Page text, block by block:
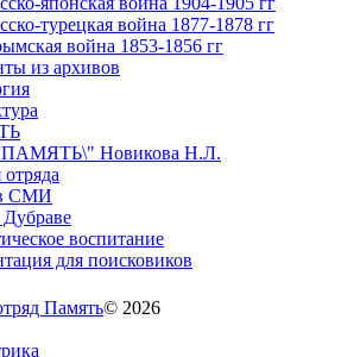
турецкая война 1877-1878 гг
война 1853-1856 гг
из архивов
Новикова Н.Л.
СМИ
воспитание
для поисковиков
Память© 2026